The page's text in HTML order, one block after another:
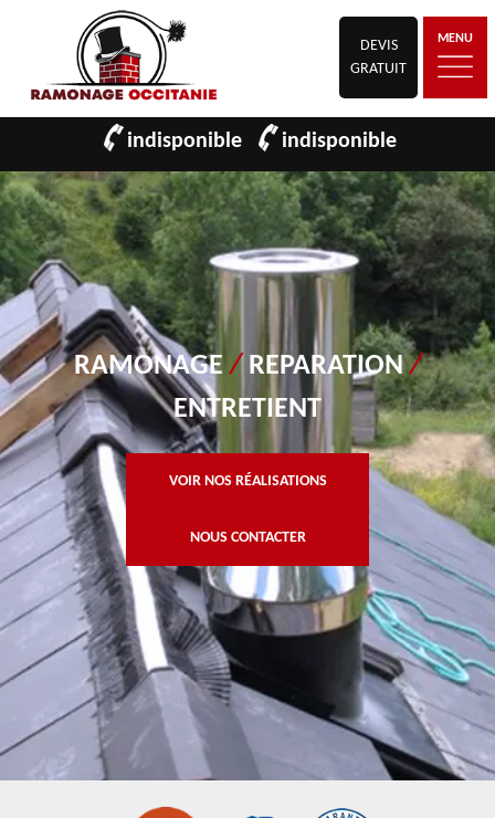
DEVIS
GRATUIT
MENU
indisponible indisponible
RAMONAGE/ REPARATION/
ENTRETIENT
VOIR NOS RÉALISATIONS
NOUS CONTACTER